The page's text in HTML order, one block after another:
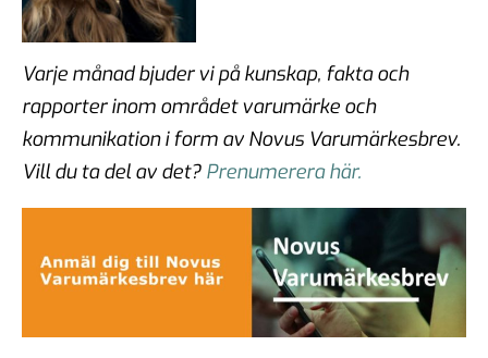
Varje månad bjuder vi på kunskap, fakta och
rapporter inom området varumärke och
kommunikation i form av Novus Varumärkesbrev.
Vill du ta del av det? Prenumerera här.